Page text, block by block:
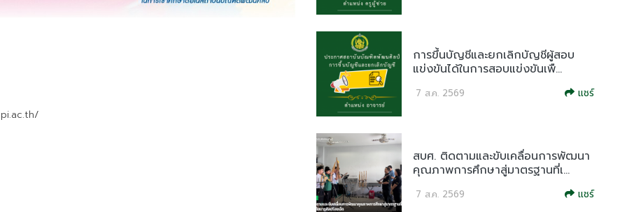
การขึ้นบัญชีและยกเลิกบัญชีผู้สอบ
แข่งขันได้ในการสอบแข่งขันเพื...
7 ส.ค. 2569 แชร์
สบศ. ติดตามและขับเคลื่อนการพัฒนา
คุณภาพการศึกษาสู่มาตรฐานที่เ...
7 ส.ค. 2569 แชร์